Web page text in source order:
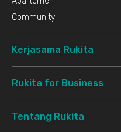
Community
Kerjasama Rukita
Rukita for Business
Tentang Rukita